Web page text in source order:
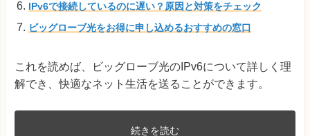
IPv6で接続しているのに遅い？原因と対策をチェック
ビッグローブ光をお得に申し込めるおすすめの窓口
これを読めば、ビッグローブ光のIPv6について詳しく理
解でき、快適なネット生活を送ることができます。
続きを読む